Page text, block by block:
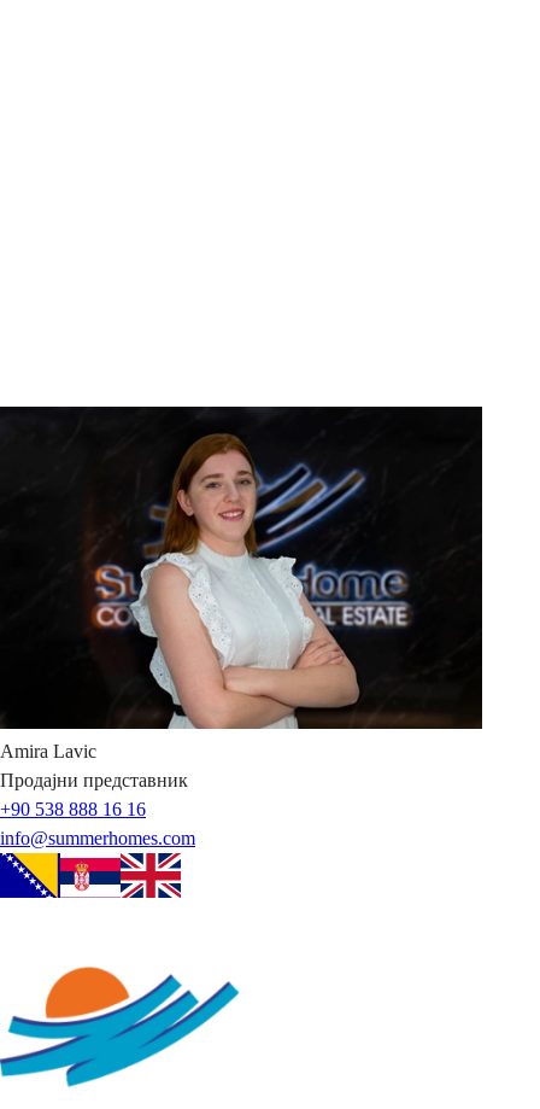
Amira Lavic
Продајни представник
+90 538 888 16 16
info@summerhomes.com